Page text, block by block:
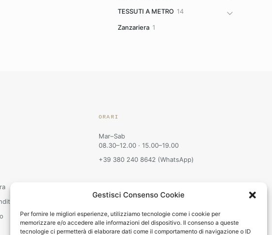
Gestisci Consenso Cookie
Per fornire le migliori esperienze, utilizziamo tecnologie come i cookie per
memorizzare e/o accedere alle informazioni del dispositivo. Il consenso a queste
tecnologie ci permetterà di elaborare dati come il comportamento di navigazione o ID
TESSUTI A METRO 1414
Zanzariera 11
ORARI
Mar–Sab
08.30–12.00 · 15.00–19.00
+39 380 240 8642 (WhatsApp)